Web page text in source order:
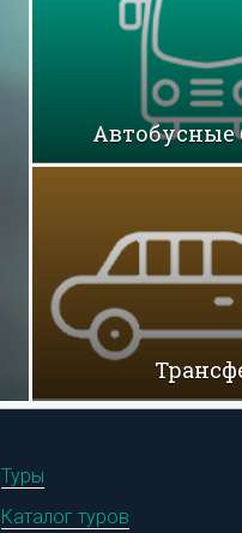
Автобусные
Туры
Каталог туров